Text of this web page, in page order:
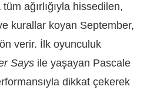
ağırlığıyla hissedilen,
kurallar koyan September,
verir. İlk oyunculuk
Says ile yaşayan Pascale
dikkat çekerek